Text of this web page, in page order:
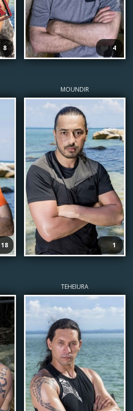
8 ❤️ 4
18
MOUNDIR
❤️ 1
TEHEIURA